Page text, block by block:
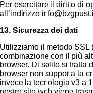
Per esercitare il diritto di
all’indirizzo
13. Sicurezza dei dati
Utilizziamo il metodo SSL
combinazione con il più
browser. Di solito si tratta
browser non supporta la
invece la tecnologia v3 a
nostro sito web viene